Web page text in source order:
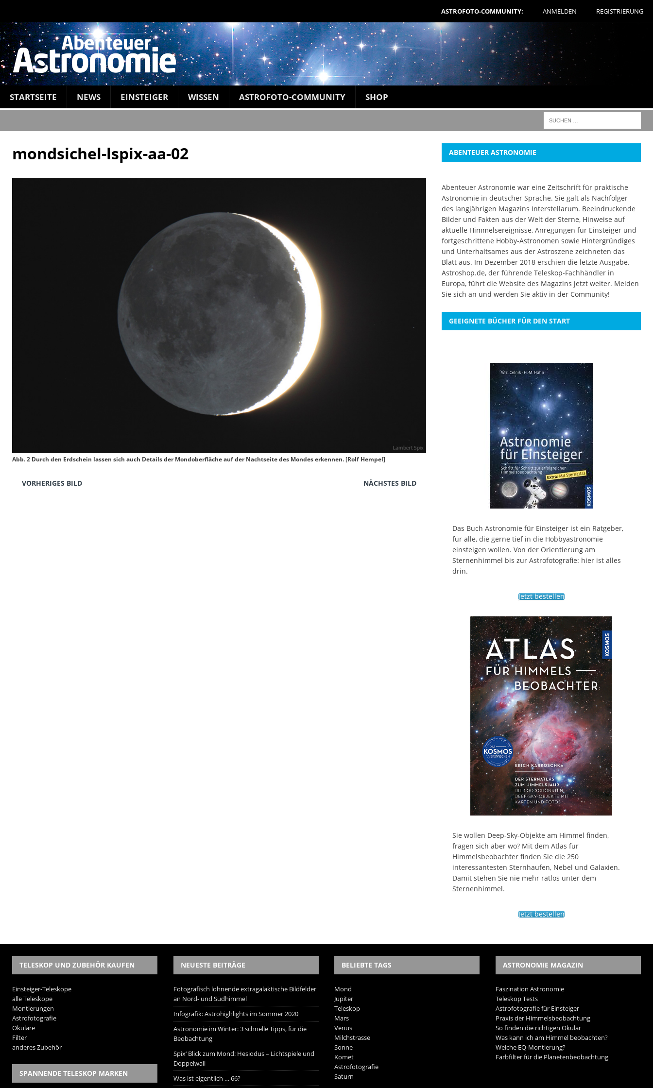
ASTROFOTO-COMMUNITY: ANMELDEN REGISTRIERUNG
STARTSEITE NEWS EINSTEIGER WISSEN ASTROFOTO-COMMUNITY SHOP
mondsichel-lspix-aa-02
Abb. 2 Durch den Erdschein lassen sich auch Details der Mondoberfläche auf der Nachtseite des Mondes erkennen. [Rolf Hempel]
VORHERIGES BILD NÄCHSTES BILD
ABENTEUER ASTRONOMIE
Abenteuer Astronomie war eine Zeitschrift für praktische
Astronomie in deutscher Sprache. Sie galt als Nachfolger
des langjährigen Magazins Interstellarum. Beeindruckende
Bilder und Fakten aus der Welt der Sterne, Hinweise auf
aktuelle Himmelsereignisse, Anregungen für Einsteiger und
fortgeschrittene Hobby-Astronomen sowie Hintergründiges
und Unterhaltsames aus der Astroszene zeichneten das
Blatt aus. Im Dezember 2018 erschien die letzte Ausgabe.
Astroshop.de, der führende Teleskop-Fachhändler in
Europa, führt die Website des Magazins jetzt weiter. Melden
Sie sich an und werden Sie aktiv in der Community!
GEEIGNETE BÜCHER FÜR DEN START
Das Buch Astronomie für Einsteiger ist ein Ratgeber,
für alle, die gerne tief in die Hobbyastronomie
einsteigen wollen. Von der Orientierung am
Sternenhimmel bis zur Astrofotografie: hier ist alles
drin.
Jetzt bestellen
Sie wollen Deep-Sky-Objekte am Himmel finden,
fragen sich aber wo? Mit dem Atlas für
Himmelsbeobachter finden Sie die 250
interessantesten Sternhaufen, Nebel und Galaxien.
Damit stehen Sie nie mehr ratlos unter dem
Sternenhimmel.
Jetzt bestellen
TELESKOP UND ZUBEHÖR KAUFEN
Einsteiger-Teleskope
alle Teleskope
Montierungen
Astrofotografie
Okulare
Filter
anderes Zubehör
SPANNENDE TELESKOP MARKEN
NEUESTE BEITRÄGE
Fotografisch lohnende extragalaktische Bildfelder
an Nord- und Südhimmel
Infografik: Astrohighlights im Sommer 2020
Astronomie im Winter: 3 schnelle Tipps, für die
Beobachtung
Spix‘ Blick zum Mond: Hesiodus – Lichtspiele und
Doppelwall
Was ist eigentlich … 66?
BELIEBTE TAGS
Mond
Jupiter
Teleskop
Mars
Venus
Milchstrasse
Sonne
Komet
Astrofotografie
Saturn
ASTRONOMIE MAGAZIN
Faszination Astronomie
Teleskop Tests
Astrofotografie für Einsteiger
Praxis der Himmelsbeobachtung
So finden die richtigen Okular
Was kann ich am Himmel beobachten?
Welche EQ-Montierung?
Farbfilter für die Planetenbeobachtung